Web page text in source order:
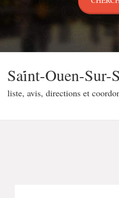
Sai̇̇nt-Ouen-Sur-
liste, avis, directions et